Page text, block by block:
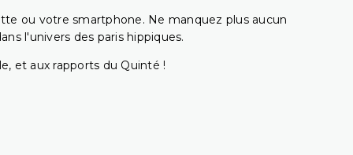
ou votre smartphone. Ne manquez plus aucun
l'univers des paris hippiques.
et aux rapports du Quinté !